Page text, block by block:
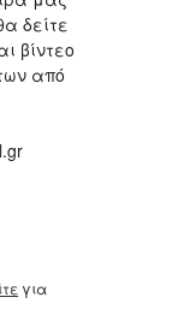
δείτε
βίντεο
από
για